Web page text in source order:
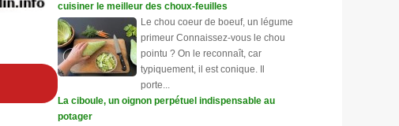
cuisiner le meilleur des choux-feuilles
Le chou coeur de boeuf, un légume
primeur Connaissez-vous le chou
pointu ? On le reconnaît, car
typiquement, il est conique. Il
porte...
La ciboule, un oignon perpétuel indispensable au
potager